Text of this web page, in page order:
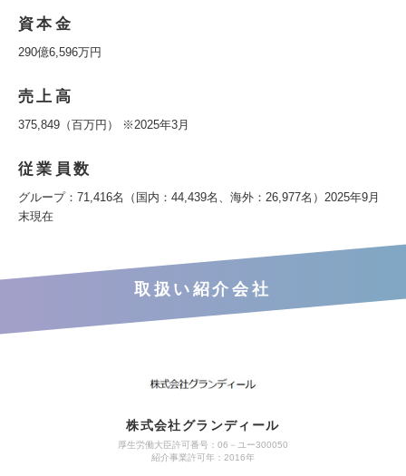
資本金
290億6,596万円
売上高
375,849（百万円） ※2025年3月
従業員数
グループ：71,416名（国内：44,439名、海外：26,977名）2025年9月
末現在
取扱い紹介会社
株式会社グランディール
厚生労働大臣許可番号：06－ユー300050
紹介事業許可年：2016年